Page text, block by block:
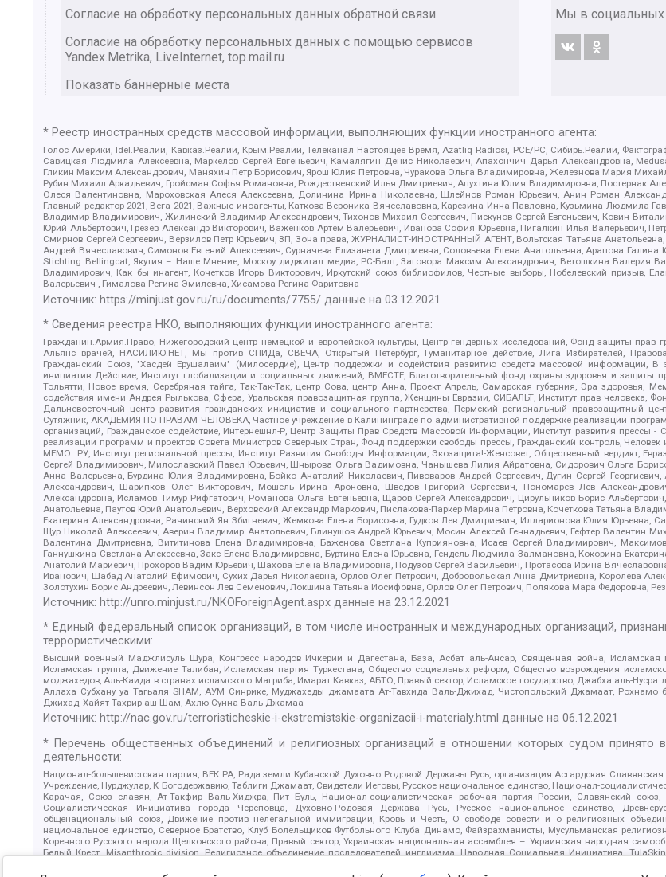
Согласие на обработку персональных данных обратной связи
Согласие на обработку персональных данных с помощью сервисов
Yandex.Metrika, LiveInternet, top.mail.ru
Показать баннерные места
Мы в социальных
* Реестр иностранных средств массовой информации, выполняющих функции иностранного агента:
Голос Америки, Idel.Реалии, Кавказ.Реалии, Крым.Реалии, Телеканал Настоящее Время, Azatliq Radiosi, PCE/PC, Сибирь.Реалии,
Савицкая Людмила Алексеевна, Маркелов Сергей Евгеньевич, Камалягин Денис Николаевич, Апахончич Дарья Александровна,
Гликин Максим Александрович, Маняхин Петр Борисович, Ярош Юлия Петровна, Чуракова Ольга Владимировна, Железнова Мария
Рубин Михаил Аркадьевич, Гройсман Софья Романовна, Рождественский Илья Дмитриевич, Апухтина Юлия Владимировна, Постернак
Олеся Валентиновна, Мароховская Алеся Алексеевна, Долинина Ирина Николаевна, Шлейнов Роман Юрьевич, Анин Роман
Главный редактор 2021, Вега 2021, Важные иноагенты, Каткова Вероника Вячеславовна, Карезина Инна Павловна, Кузьмина Людмила
Владимир Владимирович, Жилинский Владимир Александрович, Тихонов Михаил Сергеевич, Пискунов Сергей Евгеньевич, Ковин
Юрий Альбертович, Грезев Александр Викторович, Важенков Артем Валерьевич, Иванова София Юрьевна, Пигалкин Илья Валерьевич,
Смирнов Сергей Сергеевич, Верзилов Петр Юрьевич, ЗП, Зона права, ЖУРНАЛИСТ-ИНОСТРАННЫЙ АГЕНТ, Вольтская Татьяна
Андрей Вячеславович, Симонов Евгений Алексеевич, Сурначева Елизавета Дмитриевна, Соловьева Елена Анатольевна, Арапова
Stichting Bellingcat, Якутия – Наше Мнение, Москоу диджитал медиа, РС-Балт, Заговора Максим Александрович, Ветошкина Валерия
Владимирович, Как бы инагент, Кочетков Игорь Викторович, Иркутский союз библиофилов, Честные выборы, Нобелевский призыв,
Валерьевич , Гималова Регина Эмилевна, Хисамова Регина Фаритовна
Источник: https://minjust.gov.ru/ru/documents/7755/ данные на03.12.2021
* Сведения реестра НКО, выполняющих функции иностранного агента:
Гражданин.Армия.Право, Нижегородский центр немецкой и европейской культуры, Центр гендерных исследований, Фонд защиты прав
Альянс врачей, НАСИЛИЮ.НЕТ, Мы против СПИДа, СВЕЧА, Открытый Петербург, Гуманитарное действие, Лига Избирателей,
Гражданский Союз, "Хасдей Ерушалаим" (Милосердие), Центр поддержки и содействия развитию средств массовой информации,
инициатив Действие, Институт глобализации и социальных движений, ВМЕСТЕ, Благотворительный фонд охраны здоровья и
Тольятти, Новое время, Серебряная тайга, Так-Так-Так, центр Сова, центр Анна, Проект Апрель, Самарская губерния, Эра здоровья,
содействия имени Андрея Рылькова, Сфера, Уральская правозащитная группа, Женщины Евразии, СИБАЛЬТ, Институт прав человека,
Дальневосточный центр развития гражданских инициатив и социального партнерства, Пермский региональный правозащитный
Сутяжник, АКАДЕМИЯ ПО ПРАВАМ ЧЕЛОВЕКА, Частное учреждение в Калининграде по административной поддержке реализации
организаций, Гражданское содействие, Интернешнл-Р, Центр Защиты Прав Средств Массовой Информации, Институт развития прессы -
реализации программ и проектов Совета Министров Северных Стран, Фонд поддержки свободы прессы, Гражданский контроль,
МЕМО. РУ, Институт региональной прессы, Институт Развития Свободы Информации, Экозащита!-Женсовет, Общественный вердикт,
Сергей Владимирович, Милославский Павел Юрьевич, Шнырова Ольга Вадимовна, Чанышева Лилия Айратовна, Сидорович Ольга
Анна Валерьевна, Бурдина Юлия Владимировна, Бойко Анатолий Николаевич, Пивоваров Андрей Сергеевич, Дугин Сергей
Александрович, Шарипков Олег Викторович, Мошель Ирина Ароновна, Шведов Григорий Сергеевич, Пономарев Лев
Александровна, Исламов Тимур Рифгатович, Романова Ольга Евгеньевна, Щаров Сергей Алексадрович, Цирульников Борис
Анатольевна, Паутов Юрий Анатольевич, Верховский Александр Маркович, Пислакова-Паркер Марина Петровна, Кочеткова Татьяна
Екатерина Александровна, Рачинский Ян Збигневич, Жемкова Елена Борисовна, Гудков Лев Дмитриевич, Илларионова Юлия Юрьевна,
Щур Николай Алексеевич, Аверин Владимир Анатольевич, Блинушов Андрей Юрьевич, Мосин Алексей Геннадьевич, Гефтер Валентин
Валентина Дмитриевна, Вититинова Елена Владимировна, Баженова Светлана Куприяновна, Исаев Сергей Владимирович,
Ганнушкина Светлана Алексеевна, Закс Елена Владимировна, Буртина Елена Юрьевна, Гендель Людмила Залмановна, Кокорина
Анатолий Мариевич, Прохоров Вадим Юрьевич, Шахова Елена Владимировна, Подузов Сергей Васильевич, Протасова Ирина
Иванович, Шабад Анатолий Ефимович, Сухих Дарья Николаевна, Орлов Олег Петрович, Добровольская Анна Дмитриевна, Королева
Золотухин Борис Андреевич, Левинсон Лев Семенович, Локшина Татьяна Иосифовна, Орлов Олег Петрович, Полякова Мара Федоровна,
Источник: http://unro.minjust.ru/NKOForeignAgent.aspx данные на23.12.2021
* Единый федеральный список организаций, в том числе иностранных и международных организаций,
террористическими:
Высший военный Маджлисуль Шура, Конгресс народов Ичкерии и Дагестана, База, Асбат аль-Ансар, Священная война, Исламская
Исламская группа, Движение Талибан, Исламская партия Туркестана, Общество социальных реформ, Общество возрождения
моджахедов, Аль-Каида в странах исламского Магриба, Имарат Кавказ, АБТО, Правый сектор, Исламское государство, Джабха аль-
Аллаха Субхану уа Тагьаля SHAM, АУМ Синрике, Муджахеды джамаата Ат-Тавхида Валь-Джихад, Чистопольский Джамаат, Рохнамо
Джихад, Хайят Тахрир аш-Шам, Ахлю Сунна Валь Джамаа
Источник:http://nac.gov.ru/terroristicheskie-i-ekstremistskie-organizacii-i-materialy.html данные на06.12.2021
* Перечень общественных объединений и религиозных организаций в отношении которых судом принято
деятельности:
Национал-большевистская партия, ВЕК РА, Рада земли Кубанской Духовно Родовой Державы Русь, организация Асгардская
Учреждение, Нурджулар, К Богодержавию, Таблиги Джамаат, Свидетели Иеговы, Русское национальное единство, Национал-
Карачая, Союз славян, Ат-Такфир Валь-Хиджра, Пит Буль, Национал-социалистическая рабочая партия России, Славянский
Социалистическая Инициатива города Череповца, Духовно-Родовая Держава Русь, Русское национальное единство,
общенациональный союз, Движение против нелегальной иммиграции, Кровь и Честь, О свободе совести и о религиозных
национальное единство, Северное Братство, Клуб Болельщиков Футбольного Клуба Динамо, Файзрахманисты, Мусульманская
Коренного Русского народа Щелковского района, Правый сектор, Украинская национальная ассамблея – Украинская народная
Белый Крест, Misanthropic division, Религиозное объединение последователей инглиизма, Народная Социальная Инициатива,
Артподготовка, Штольц, В честь иконы Божией Матери Державная, Сектор 16, Независимость, Фирма, Молодежная правозащитная